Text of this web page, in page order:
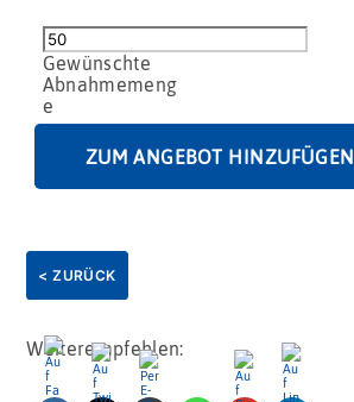
Lebkuchenmänner
in
Midi
Tin
Menge
ZUM ANGEBOT HINZUFÜGEN
< ZURÜCK
Weiterempfehlen: